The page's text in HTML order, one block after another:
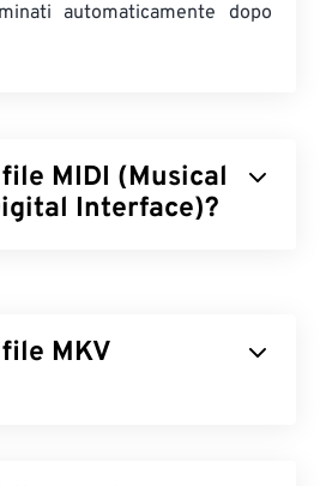
automaticamente dopo
MIDI (Musical
Interface)?
del mondo
della musica
di altri tipi di file audio, il MIDI
MKV